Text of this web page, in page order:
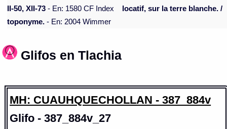
II-50, XII-73 - En: 1580 CF Index
locatif, sur la terre blanche. /
toponyme. - En: 2004 Wimmer
Glifos en Tlachia
MH: CUAUHQUECHOLLAN - 387_884v
Glifo - 387_884v_27